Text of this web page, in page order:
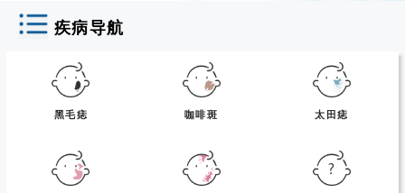
疾病导航
黑毛痣 咖啡斑 太田痣